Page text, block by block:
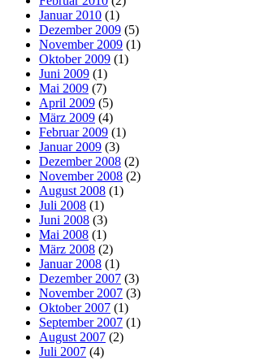
Januar 2010 (1)
Dezember 2009 (5)
November 2009 (1)
Oktober 2009 (1)
Juni 2009 (1)
Mai 2009 (7)
April 2009 (5)
März 2009 (4)
Februar 2009 (1)
Januar 2009 (3)
Dezember 2008 (2)
November 2008 (2)
August 2008 (1)
Juli 2008 (1)
Juni 2008 (3)
Mai 2008 (1)
März 2008 (2)
Januar 2008 (1)
Dezember 2007 (3)
November 2007 (3)
Oktober 2007 (1)
September 2007 (1)
August 2007 (2)
Juli 2007 (4)